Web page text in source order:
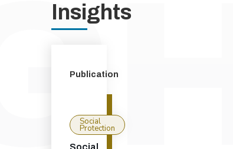
Insights
Publication
Social
Protection
Social